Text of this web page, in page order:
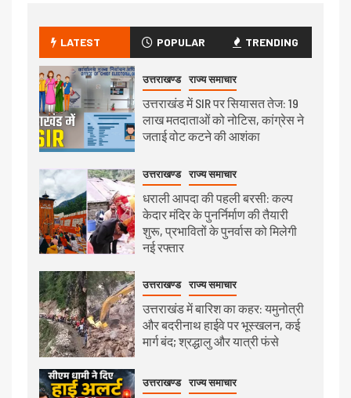
LATEST POPULAR TRENDING
उत्तराखण्ड राज्य समाचार
उत्तराखंड में SIR पर सियासत तेज: 19
लाख मतदाताओं को नोटिस, कांग्रेस ने
जताई वोट कटने की आशंका
उत्तराखण्ड राज्य समाचार
धराली आपदा की पहली बरसी: कल्प
केदार मंदिर के पुनर्निर्माण की तैयारी
शुरू, प्रभावितों के पुनर्वास को मिलेगी
नई रफ्तार
उत्तराखण्ड राज्य समाचार
उत्तराखंड में बारिश का कहर: यमुनोत्री
और बदरीनाथ हाईवे पर भूस्खलन, कई
मार्ग बंद; श्रद्धालु और यात्री फंसे
उत्तराखण्ड राज्य समाचार